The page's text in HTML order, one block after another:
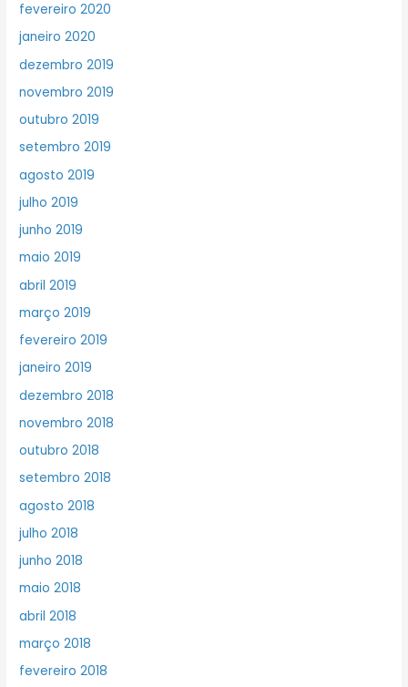
fevereiro 2020
janeiro 2020
dezembro 2019
novembro 2019
outubro 2019
setembro 2019
agosto 2019
julho 2019
junho 2019
maio 2019
abril 2019
março 2019
fevereiro 2019
janeiro 2019
dezembro 2018
novembro 2018
outubro 2018
setembro 2018
agosto 2018
julho 2018
junho 2018
maio 2018
abril 2018
março 2018
fevereiro 2018